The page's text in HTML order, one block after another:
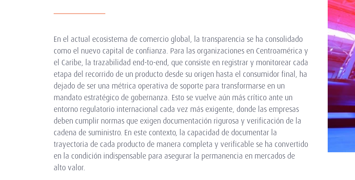
En el actual ecosistema de comercio global, la transparencia se ha consolidado
como el nuevo capital de confianza. Para las organizaciones en Centroamérica y
el Caribe, la trazabilidad end-to-end, que consiste en registrar y monitorear cada
etapa del recorrido de un producto desde su origen hasta el consumidor final, ha
dejado de ser una métrica operativa de soporte para transformarse en un
mandato estratégico de gobernanza. Esto se vuelve aún más crítico ante un
entorno regulatorio internacional cada vez más exigente, donde las empresas
deben cumplir normas que exigen documentación rigurosa y verificación de la
cadena de suministro. En este contexto, la capacidad de documentar la
trayectoria de cada producto de manera completa y verificable se ha convertido
en la condición indispensable para asegurar la permanencia en mercados de
alto valor.